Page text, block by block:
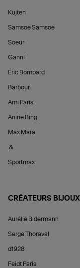
Kujten
Samsoe Samsoe
Soeur
Ganni
Éric Bompard
Barbour
Ami Paris
Anine Bing
Max Mara
&
Sportmax
CRÉATEURS BIJOUX
Aurélie Bidermann
Serge Thoraval
d1928
Feidt Paris